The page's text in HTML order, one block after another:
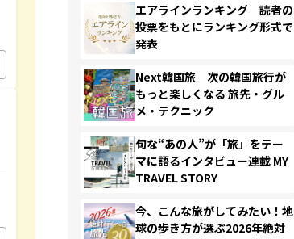
エアラインランキング 読者の
投票をもとにランキング形式で
発表
Next韓国旅 次の韓国旅行が
もっと楽しくなる 旅先・グル
メ・テクニック
旬な“あの人”が「旅」をテー
マに語るインタビュー連載 MY
TRAVEL STORY
今、こんな旅がしてみたい！地
球の歩き方が選ぶ2026年絶対